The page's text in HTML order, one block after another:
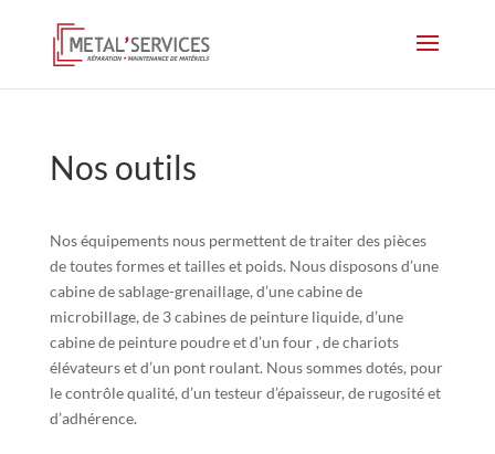
Nos outils
Nos équipements nous permettent de traiter des pièces
de toutes formes et tailles et poids. Nous disposons d’une
cabine de sablage-grenaillage, d’une cabine de
microbillage, de 3 cabines de peinture liquide, d’une
cabine de peinture poudre et d’un four , de chariots
élévateurs et d’un pont roulant. Nous sommes dotés, pour
le contrôle qualité, d’un testeur d’épaisseur, de rugosité et
d’adhérence.